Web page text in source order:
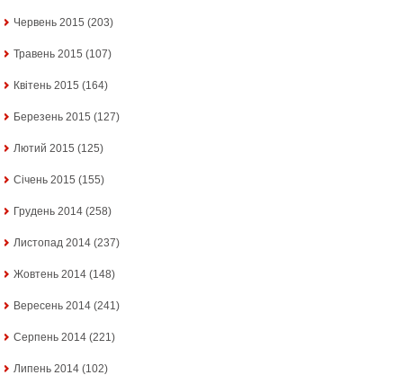
Червень 2015 (203)
Травень 2015 (107)
Квітень 2015 (164)
Березень 2015 (127)
Лютий 2015 (125)
Січень 2015 (155)
Грудень 2014 (258)
Листопад 2014 (237)
Жовтень 2014 (148)
Вересень 2014 (241)
Серпень 2014 (221)
Липень 2014 (102)